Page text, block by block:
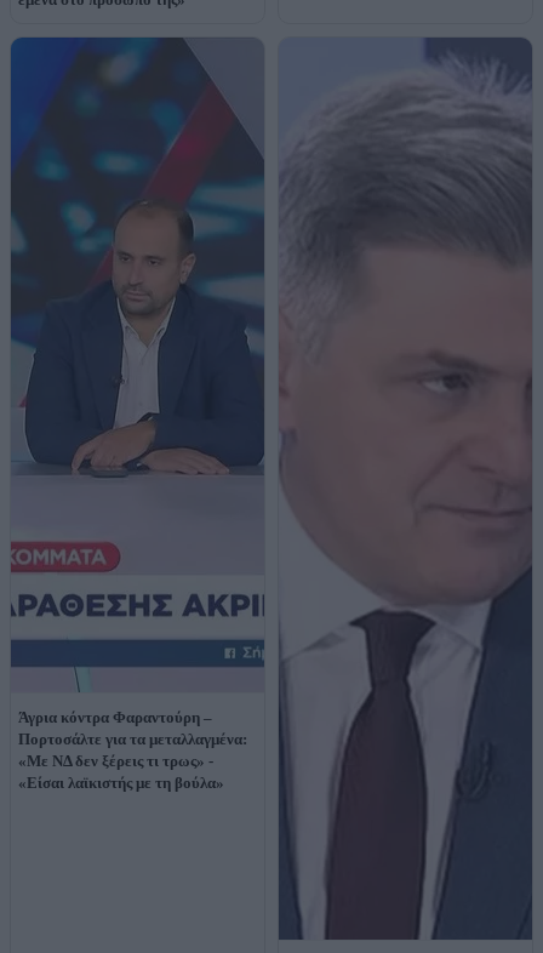
Άγρια κόντρα Φαραντούρη –
Πορτοσάλτε για τα μεταλλαγμένα:
«Με ΝΔ δεν ξέρεις τι τρως» -
«Είσαι λαϊκιστής με τη βούλα»